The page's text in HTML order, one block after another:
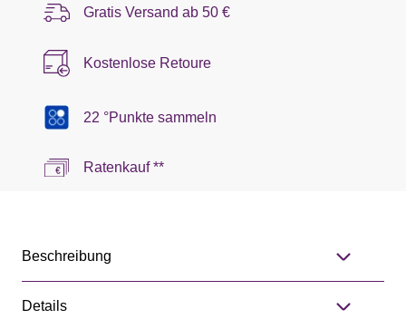
Gratis Versand ab 50 €
Kostenlose Retoure
22 °Punkte sammeln
Ratenkauf **
Beschreibung
Details